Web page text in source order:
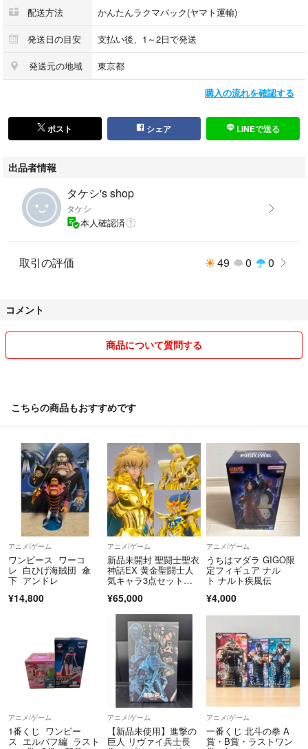
配送方法 かんたんラクマパック(ヤマト運輸)
発送日の目安 支払い後、1～2日で発送
発送元の地域 東京都
購入の流れを確認する
ポスト シェア LINEで送る
出品者情報
タケシ's shop
タケシ
本人確認済
取引の評価 49 0 0
コメント
商品について質問する
こちらの商品もおすすめです
アニメ/ゲーム
ワンピース ワーコ
レ 白ひげ海賊団 傘
下 アンドレ
¥14,800
アニメ/ゲーム
新品未開封 聖闘士聖衣
神話EX 黄金聖闘士人
気キャラ3点セット＜
¥65,000
アニメ/ゲーム
うちはマダラ GIGO限
定フィギュア ナル
ト ナルト疾風伝
¥4,000
アニメ/ゲーム
1番くじ ワンピー
ス エルバフ編 ラスト
アニメ/ゲーム
【新品未使用】進撃の
巨人 リヴァイ兵士長
アニメ/ゲーム
一番くじ 北斗の拳 A
賞・B賞・ラストワン